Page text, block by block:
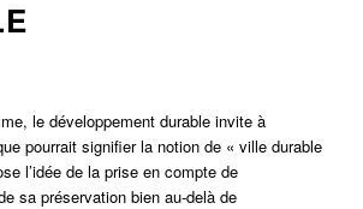
le développement durable invite à
pourrait signifier la notion de « ville durable
l’idée de la prise en compte de
sa préservation bien au-delà de